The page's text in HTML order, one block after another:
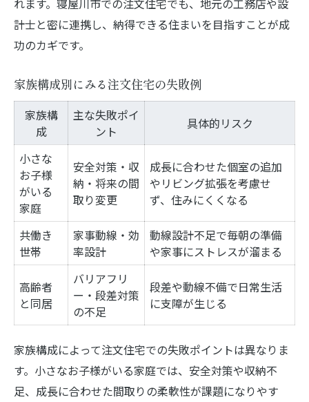
計士と密に連携し、納得できる住まいを目指すことが成
功のカギです。
家族構成別にみる注文住宅の失敗例
家族構
成
主な失敗ポイ
ント
具体的リスク
小さな
お子様
がいる
家庭
安全対策・収
納・将来の間
取り変更
成長に合わせた個室の追加
やリビング拡張を考慮せ
ず、住みにくくなる
共働き
世帯
家事動線・効
率設計
動線設計不足で毎朝の準備
や家事にストレスが溜まる
高齢者
と同居
バリアフリ
ー・段差対策
の不足
段差や動線不備で日常生活
に支障が生じる
家族構成によって注文住宅での失敗ポイントは異なりま
す。小さなお子様がいる家庭では、安全対策や収納不
足、成長に合わせた間取りの柔軟性が課題になりやす